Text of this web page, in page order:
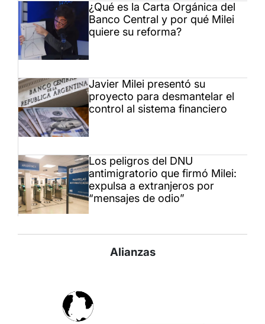
¿Qué es la Carta Orgánica del
Banco Central y por qué Milei
quiere su reforma?
Javier Milei presentó su
proyecto para desmantelar el
control al sistema financiero
Los peligros del DNU
antimigratorio que firmó Milei:
expulsa a extranjeros por
“mensajes de odio”
Alianzas